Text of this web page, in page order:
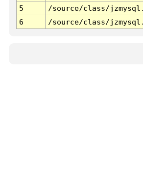
5
/source/class/
6
/source/class/